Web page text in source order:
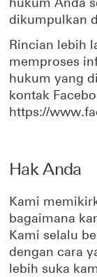
dikumpulkan
Rincian lebih
memproses
hukum yang
kontak
https://
Hak Anda
Kami
bagaimana
Kami selalu
dengan cara
lebih suka